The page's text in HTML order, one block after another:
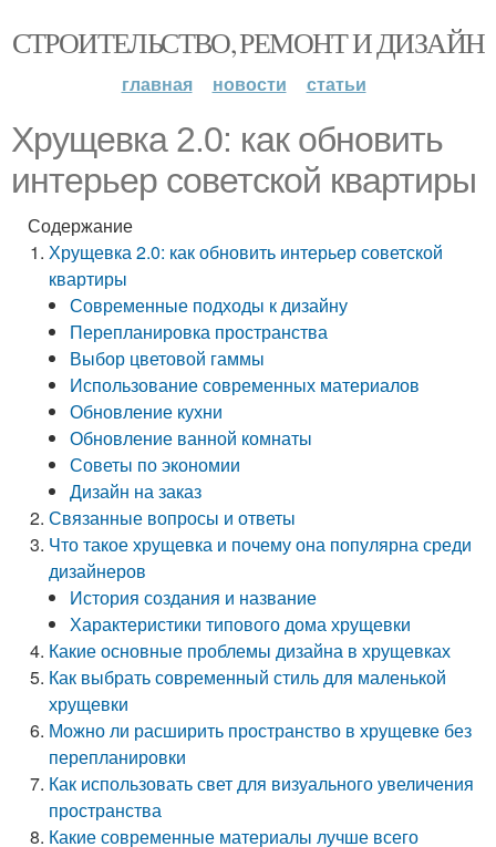
СТРОИТЕЛЬСТВО, РЕМОНТ И ДИЗАЙН
главная новости статьи
Хрущевка 2.0: как обновить
интерьер советской квартиры
Содержание
Хрущевка 2.0: как обновить интерьер советской
квартиры
Современные подходы к дизайну
Перепланировка пространства
Выбор цветовой гаммы
Использование современных материалов
Обновление кухни
Обновление ванной комнаты
Советы по экономии
Дизайн на заказ
Связанные вопросы и ответы
Что такое хрущевка и почему она популярна среди
дизайнеров
История создания и название
Характеристики типового дома хрущевки
Какие основные проблемы дизайна в хрущевках
Как выбрать современный стиль для маленькой
хрущевки
Можно ли расширить пространство в хрущевке без
перепланировки
Как использовать свет для визуального увеличения
пространства
Какие современные материалы лучше всего